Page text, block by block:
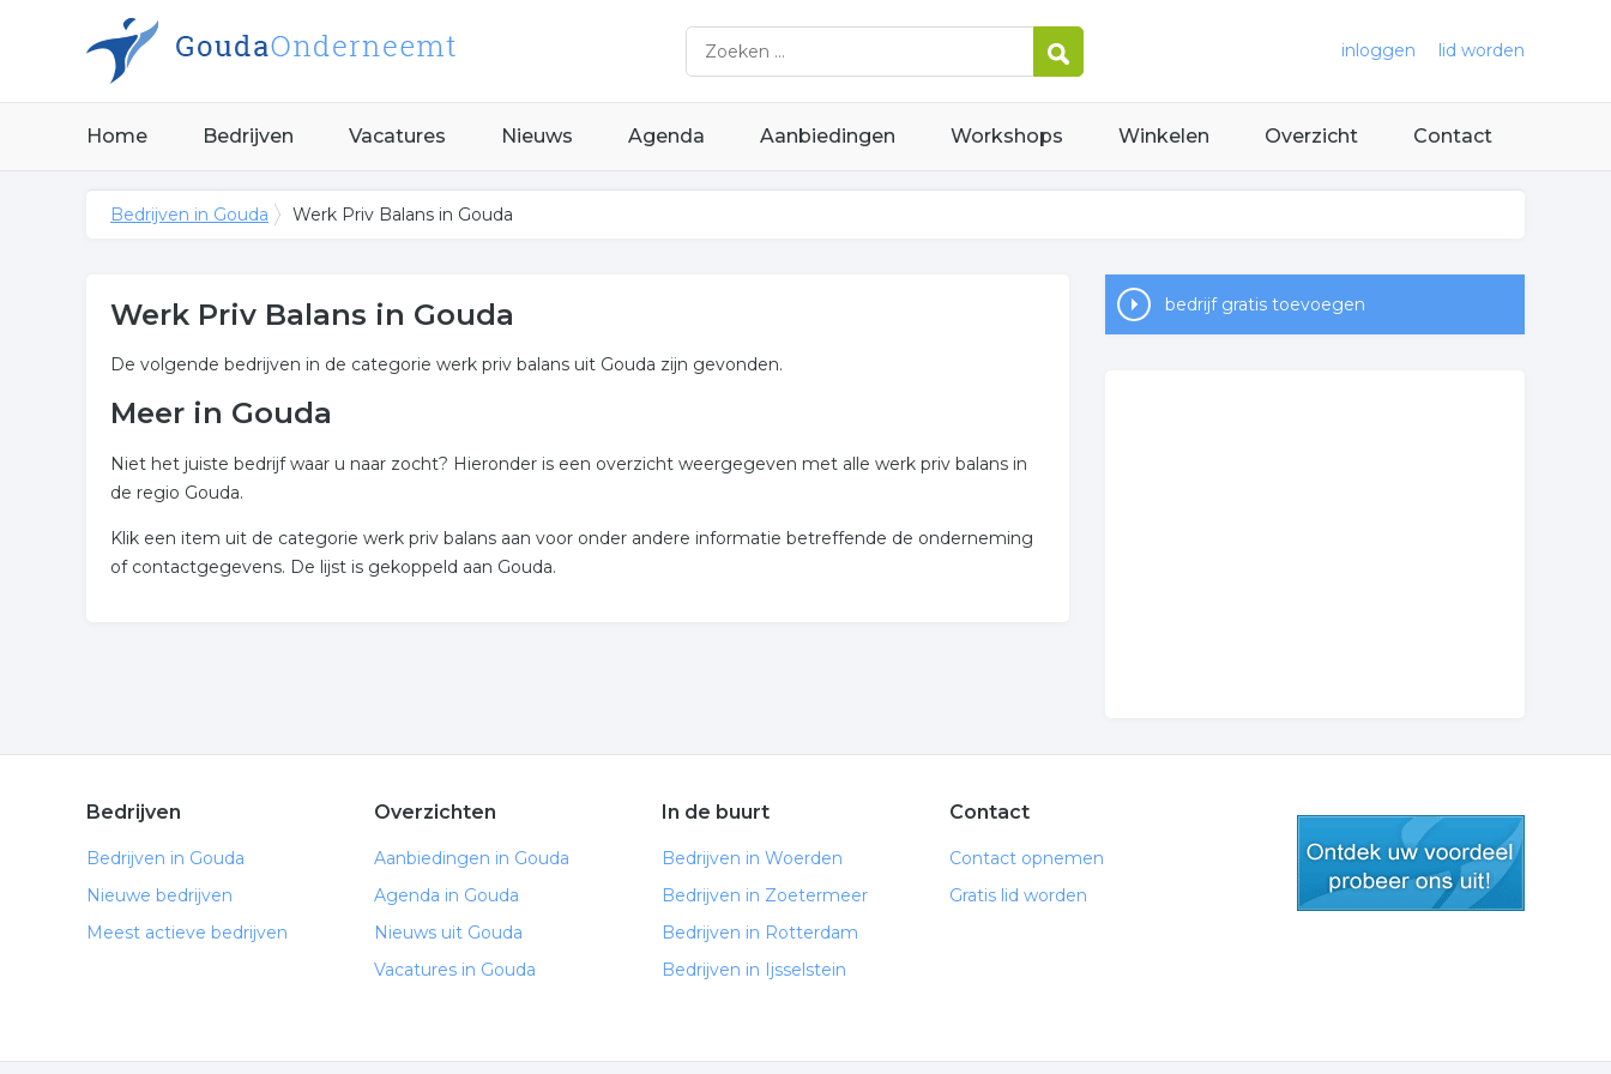
inloggen lid worden
Home Bedrijven Vacatures Nieuws Agenda Aanbiedingen Workshops Winkelen Overzicht Contact
Bedrijven in Gouda Werk Priv Balans in Gouda
Werk Priv Balans in Gouda
De volgende bedrijven in de categorie werk priv balans uit Gouda zijn gevonden.
Meer in Gouda
Niet het juiste bedrijf waar u naar zocht? Hieronder is een overzicht weergegeven met alle werk priv balans in
de regio Gouda.
Klik een item uit de categorie werk priv balans aan voor onder andere informatie betreffende de onderneming
of contactgegevens. De lijst is gekoppeld aan Gouda.
bedrijf gratis toevoegen
Bedrijven
Bedrijven in Gouda
Nieuwe bedrijven
Meest actieve bedrijven
Overzichten
Aanbiedingen in Gouda
Agenda in Gouda
Nieuws uit Gouda
Vacatures in Gouda
In de buurt
Bedrijven in Woerden
Bedrijven in Zoetermeer
Bedrijven in Rotterdam
Bedrijven in Ijsselstein
Contact
Contact opnemen
Gratis lid worden